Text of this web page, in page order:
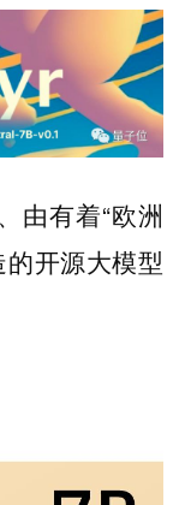
由有着“欧洲
的开源大模型